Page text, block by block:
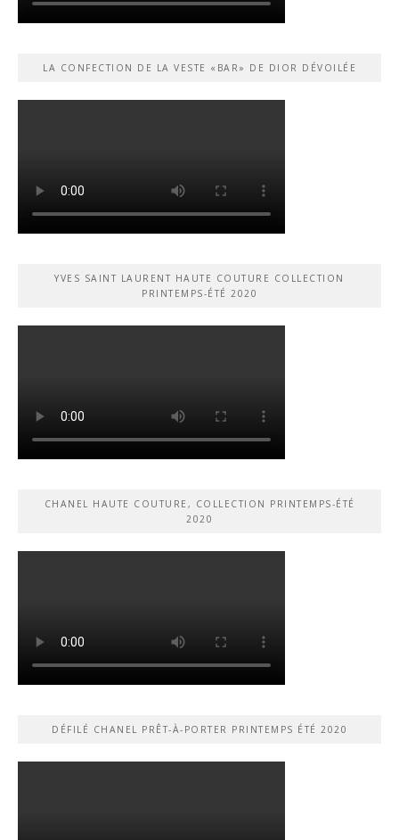
LA CONFECTION DE LA VESTE «BAR» DE DIOR DÉVOILÉE
YVES SAINT LAURENT HAUTE COUTURE COLLECTION
PRINTEMPS-ÉTÉ 2020
CHANEL HAUTE COUTURE, COLLECTION PRINTEMPS-ÉTÉ
2020
DÉFILÉ CHANEL PRÊT-À-PORTER PRINTEMPS ÉTÉ 2020